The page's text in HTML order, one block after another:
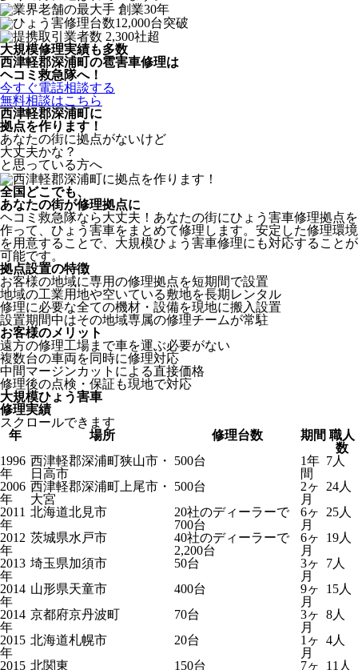
大規模修理実績も多数
西津軽郡深浦町の雹害車修理は
ヘコミ救急隊へ！
今すぐ電話相談する
無料相談はこちら
西津軽郡深浦町に
拠点を作ります！
あなたの街に拠点がないけど
大丈夫かな？
と思っている方へ
全国どこでも、
あなたの街が修理拠点に
ヘコミ救急隊なら大丈夫！あなたの街にひょう害車修理拠点を
作って、ひょう害車をまとめて修理します。安定した修理環境
を用意することで、大規模ひょう害車修理にも対応することが
可能です。
拠点設置の特徴
お客様の地域に専用の修理拠点を短期間で設置
地域の工業用地や空いている敷地を長期レンタル
修理に必要な全ての機材・設備を現地に搬入設置
設置期間中はその地域専属の修理チームが常駐
お客様のメリット
遠方の修理工場まで車を運ぶ必要がない
複数台の車両を同時に修理対応
中間マージンカットによる直接価格
修理後の点検・保証も現地で対応
大規模ひょう害車
修理実績
スクロールできます
年
場所 修理台数 期間 職人
数
1996
年
西津軽郡深浦町狭山市・
日高市
500台
1年
間
7人
2006
年
西津軽郡深浦町上尾市・
大宮
500台
2ヶ
月
24人
2011
年
北海道北見市
20社のディーラーで
700台
6ヶ
月
25人
2012
年
茨城県水戸市
40社のディーラーで
2,200台
6ヶ
月
19人
2013
年
埼玉県加須市 50台
3ヶ
月
7人
2014
年
山形県天童市 400台
9ヶ
月
15人
2014
年
京都府京丹波町 70台
3ヶ
月
8人
2015
年
北海道札幌市 20台
1ヶ
月
4人
2015 北関東 150台 7ヶ 11人